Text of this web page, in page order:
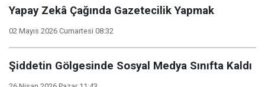
Yapay Zekâ Çağında Gazetecilik Yapmak
02 Mayıs 2026 Cumartesi 08:32
Şiddetin Gölgesinde Sosyal Medya Sınıfta Kaldı